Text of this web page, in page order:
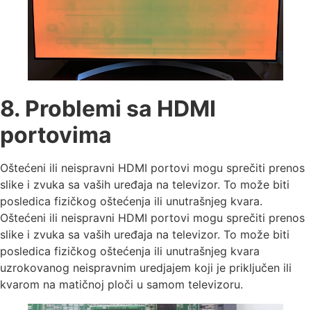
8. Problemi sa HDMI
portovima
Oštećeni ili neispravni HDMI portovi mogu sprečiti prenos
slike i zvuka sa vaših uređaja na televizor. To može biti
posledica fizičkog oštećenja ili unutrašnjeg kvara.
Oštećeni ili neispravni HDMI portovi mogu sprečiti prenos
slike i zvuka sa vaših uređaja na televizor. To može biti
posledica fizičkog oštećenja ili unutrašnjeg kvara
uzrokovanog neispravnim uredjajem koji je priključen ili
kvarom na matičnoj ploči u samom televizoru.